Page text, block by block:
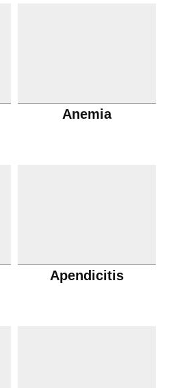
Anemia
Apendicitis